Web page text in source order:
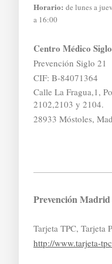
Horario: de lunes a
a 16:00
Centro Médico
Prevención Siglo 21
CIF: B-84071364
Calle La Fragua,1,
2102,2103 y 2104.
28933 Móstoles,
Prevención Madrid
Tarjeta TPC, Tarjeta
http://www.tarjeta-